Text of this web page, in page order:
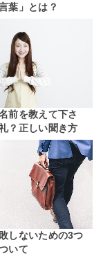
葉」とは？
前を教えて下さ
？正しい聞き方
しないための3つ
いて